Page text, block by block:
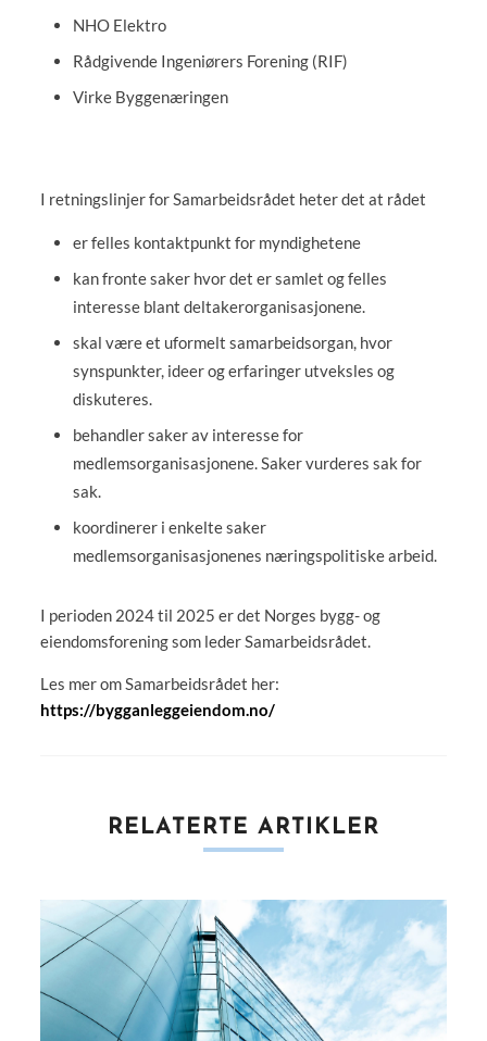
NHO Elektro
Rådgivende Ingeniørers Forening (RIF)
Virke Byggenæringen
I retningslinjer for Samarbeidsrådet heter det at rådet
er felles kontaktpunkt for myndighetene
kan fronte saker hvor det er samlet og felles
interesse blant deltakerorganisasjonene.
skal være et uformelt samarbeidsorgan, hvor
synspunkter, ideer og erfaringer utveksles og
diskuteres.
behandler saker av interesse for
medlemsorganisasjonene. Saker vurderes sak for
sak.
koordinerer i enkelte saker
medlemsorganisasjonenes næringspolitiske arbeid.
I perioden 2024 til 2025 er det Norges bygg- og
eiendomsforening som leder Samarbeidsrådet.
Les mer om Samarbeidsrådet her:
https://bygganleggeiendom.no/
RELATERTE ARTIKLER